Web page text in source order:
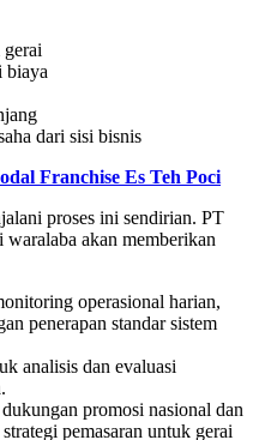
biaya
dari sisi bisnis
Franchise Es Teh Poci
proses ini sendirian. PT
akan memberikan
operasional harian,
penerapan standar sistem
analisis dan evaluasi
promosi nasional dan
pemasaran untuk gerai